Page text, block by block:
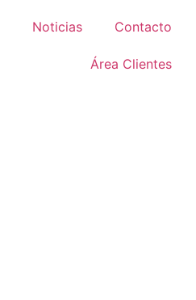
Noticias Contacto
Área Clientes